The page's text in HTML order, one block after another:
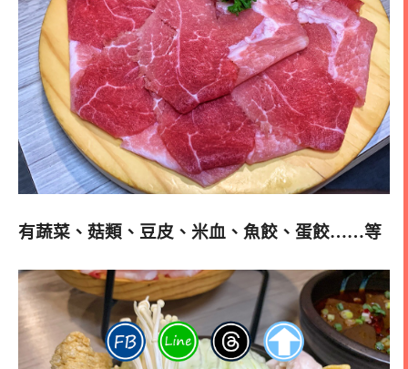
有蔬菜、菇類、豆皮、米血、魚餃、蛋餃……等